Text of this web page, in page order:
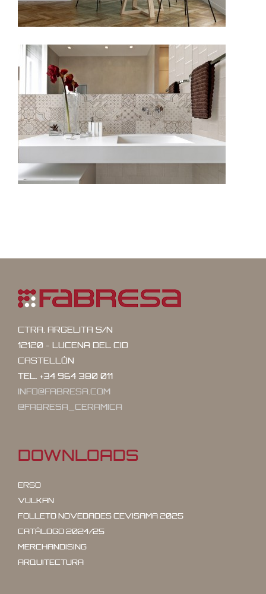
CTRA. ARGELITA S/N
12120 - LUCENA DEL CID
CASTELLÓN
TEL. +34 964 380 011
INFO@FABRESA.COM
@FABRESA_CERAMICA
DOWNLOADS
ERSO
VULKAN
FOLLETO NOVEDADES CEVISAMA 2025
CATÁLOGO 2024/25
MERCHANDISING
ARQUITECTURA